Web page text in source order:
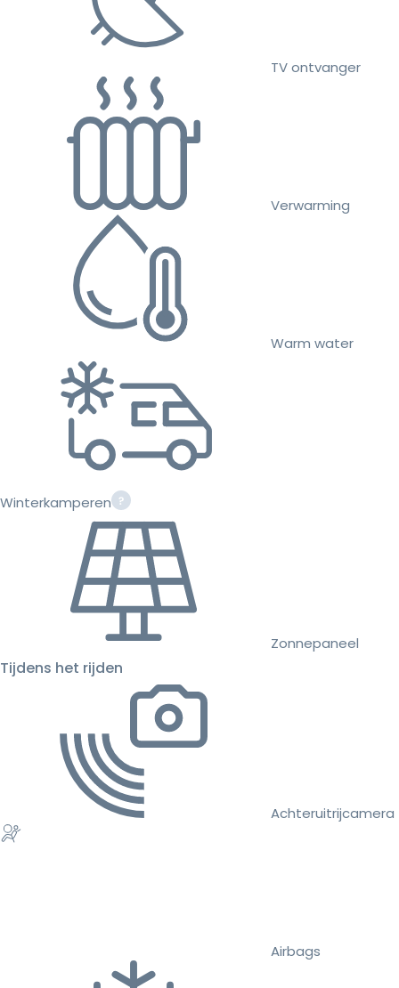
TV ontvanger
Verwarming
Warm water
Winterkamperen
Zonnepaneel
Tijdens het rijden
Achteruitrijcamera
Airbags